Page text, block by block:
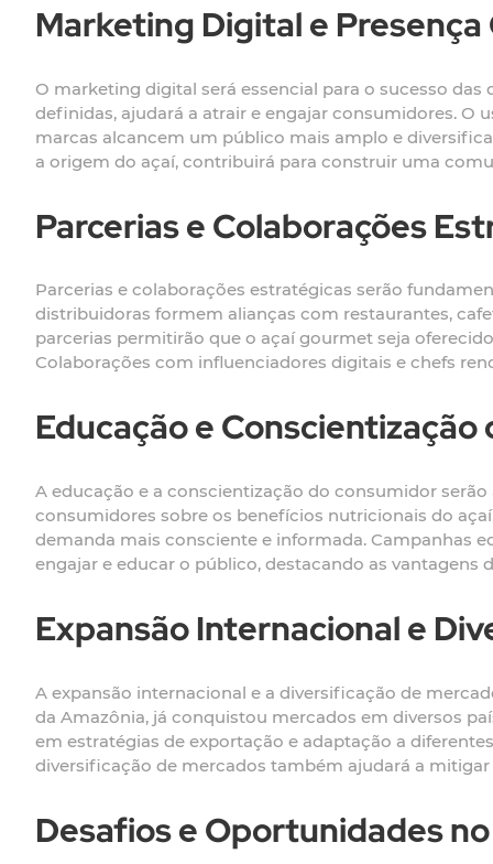
Marketing Digital e Presença
O marketing digital será essencial para o sucesso
definidas, ajudará a atrair e engajar consumidores. O
marcas alcancem um público mais amplo e
a origem do açaí, contribuirá para construir uma
Parcerias e Colaborações
Parcerias e colaborações estratégicas serão
distribuidoras formem alianças com restaurantes,
parcerias permitirão que o açaí gourmet seja
Colaborações com influenciadores digitais e chefs
Educação e
A educação e a conscientização do consumidor
consumidores sobre os benefícios nutricionais do
demanda mais consciente e informada. Campanhas
engajar e educar o público, destacando as
Expansão Internacional e
A expansão internacional e a diversificação de
da Amazônia, já conquistou mercados em diversos
em estratégias de exportação e adaptação a
diversificação de mercados também ajudará a
Desafios e Oportunidades